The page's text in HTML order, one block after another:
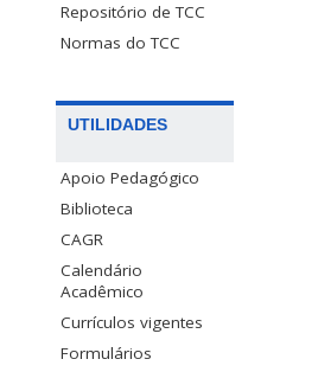
Repositório de TCC
Normas do TCC
UTILIDADES
Apoio Pedagógico
Biblioteca
CAGR
Calendário
Acadêmico
Currículos vigentes
Formulários